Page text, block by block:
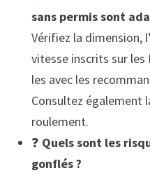
sans permis sont
Vérifiez la dimension,
vitesse inscrits sur les
les avec les
Consultez également
roulement.
❓ Quels sont les
gonflés ?